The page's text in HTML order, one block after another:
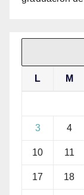
L M
3 4
10 11
17 18